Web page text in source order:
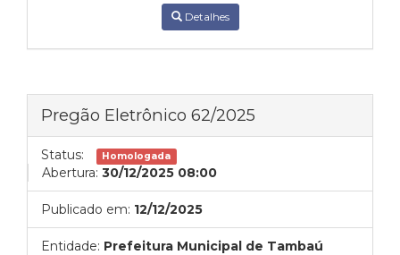
Detalhes
Pregão Eletrônico 62/2025
Status: Homologada
Abertura: 30/12/2025 08:00
Publicado em: 12/12/2025
Entidade: Prefeitura Municipal de Tambaú